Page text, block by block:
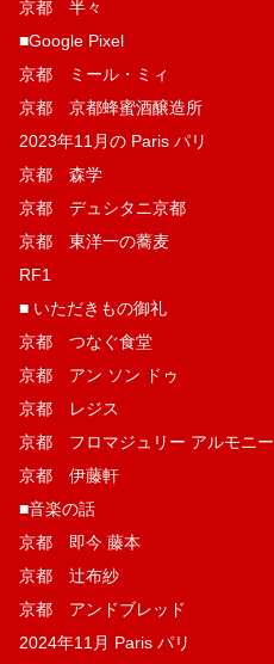
京都 半々
■Google Pixel
京都 ミール・ミィ
京都 京都蜂蜜酒醸造所
2023年11月の Paris パリ
京都 森学
京都 デュシタニ京都
京都 東洋一の蕎麦
RF1
■ いただきもの御礼
京都 つなぐ食堂
京都 アン ソン ドゥ
京都 レジス
京都 フロマジュリー アルモニー
京都 伊藤軒
■音楽の話
京都 即今 藤本
京都 辻布紗
京都 アンドブレッド
2024年11月 Paris パリ